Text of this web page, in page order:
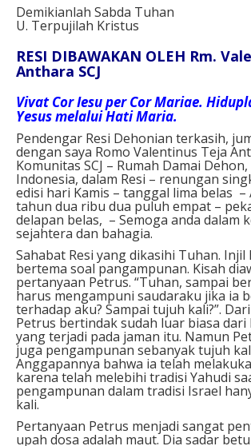
Demikianlah Sabda Tuhan
U. Terpujilah Kristus
RESI DIBAWAKAN OLEH Rm.
Anthara SCJ
Vivat Cor Iesu per Cor Mariae.
Yesus melalui Hati Maria.
Pendengar Resi Dehonian terkasih,
dengan saya Romo Valentinus Teja
Komunitas SCJ – Rumah Damai
Indonesia, dalam Resi – renungan
edisi hari Kamis – tanggal lima belas –
tahun dua ribu dua puluh empat –
delapan belas, – Semoga anda dalam
sejahtera dan bahagia.
Sahabat Resi yang dikasihi Tuhan. Injil
bertema soal pangampunan. Kisah
pertanyaan Petrus. “Tuhan, sampai
harus mengampuni saudaraku jika ia
terhadap aku? Sampai tujuh kali?”.
Petrus bertindak sudah luar biasa dari
yang terjadi pada jaman itu. Namun
juga pengampunan sebanyak tujuh
Anggapannya bahwa ia telah
karena telah melebihi tradisi Yahudi
pengampunan dalam tradisi Israel
kali.
Pertanyaan Petrus menjadi sangat
upah dosa adalah maut. Dia sadar